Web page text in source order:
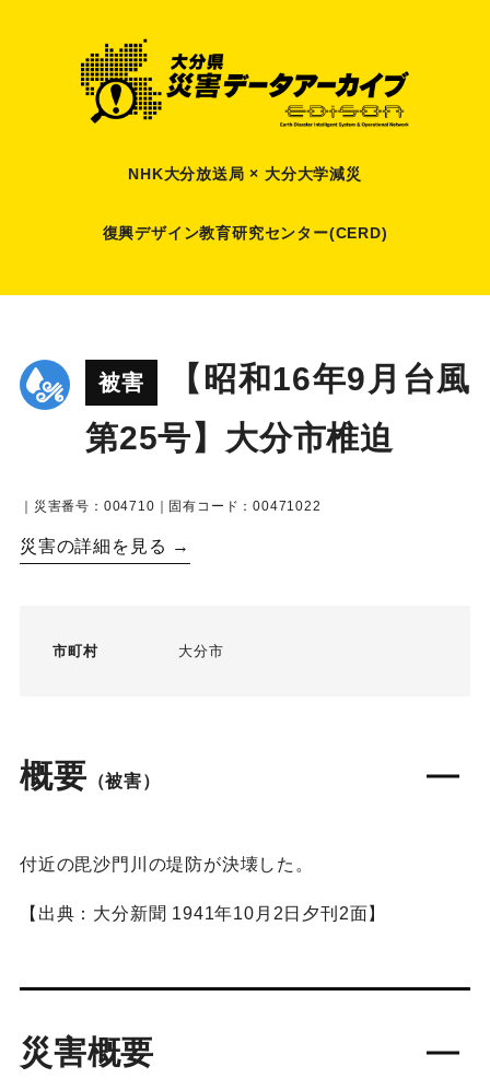
NHK大分放送局 × 大分大学減災
復興デザイン教育研究センター(CERD)
被害
【昭和16年9月台風
第25号】大分市椎迫
｜災害番号：004710｜固有コード：00471022
災害の詳細を見る →
市町村 大分市
概要 （被害）
付近の毘沙門川の堤防が決壊した。
【出典：大分新聞 1941年10月2日夕刊2面】
災害概要